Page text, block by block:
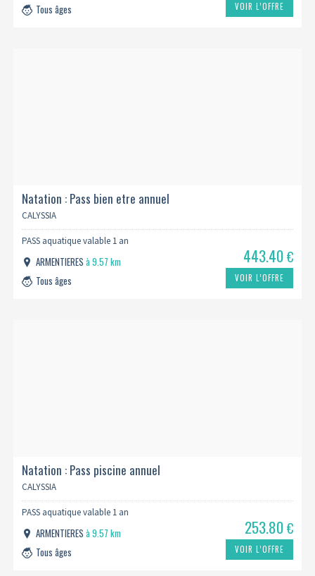
Tous âges
VOIR L’OFFRE
Natation : Pass bien etre annuel
CALYSSIA
PASS aquatique valable 1 an
ARMENTIERESà 9.57 km
Tous âges
443.40€
VOIR L’OFFRE
Natation : Pass piscine annuel
CALYSSIA
PASS aquatique valable 1 an
ARMENTIERESà 9.57 km
Tous âges
253.80€
VOIR L’OFFRE